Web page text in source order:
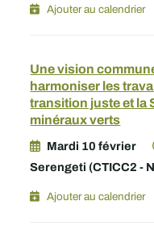
Ajouter au calendrier
Une vision
harmoniser les
transition juste et la
minéraux verts
Mardi 10 février
Serengeti (CTICC2 -
Ajouter au calendrier